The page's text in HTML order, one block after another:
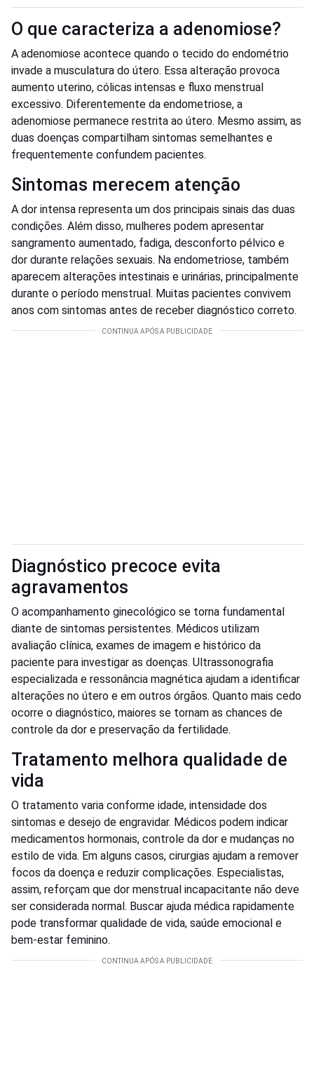
O que caracteriza a adenomiose?
A adenomiose acontece quando o tecido do endométrio
invade a musculatura do útero. Essa alteração provoca
aumento uterino, cólicas intensas e fluxo menstrual
excessivo. Diferentemente da endometriose, a
adenomiose permanece restrita ao útero. Mesmo assim, as
duas doenças compartilham sintomas semelhantes e
frequentemente confundem pacientes.
Sintomas merecem atenção
A dor intensa representa um dos principais sinais das duas
condições. Além disso, mulheres podem apresentar
sangramento aumentado, fadiga, desconforto pélvico e
dor durante relações sexuais. Na endometriose, também
aparecem alterações intestinais e urinárias, principalmente
durante o período menstrual. Muitas pacientes convivem
anos com sintomas antes de receber diagnóstico correto.
Diagnóstico precoce evita
agravamentos
O acompanhamento ginecológico se torna fundamental
diante de sintomas persistentes. Médicos utilizam
avaliação clínica, exames de imagem e histórico da
paciente para investigar as doenças. Ultrassonografia
especializada e ressonância magnética ajudam a identificar
alterações no útero e em outros órgãos. Quanto mais cedo
ocorre o diagnóstico, maiores se tornam as chances de
controle da dor e preservação da fertilidade.
Tratamento melhora qualidade de
vida
O tratamento varia conforme idade, intensidade dos
sintomas e desejo de engravidar. Médicos podem indicar
medicamentos hormonais, controle da dor e mudanças no
estilo de vida. Em alguns casos, cirurgias ajudam a remover
focos da doença e reduzir complicações. Especialistas,
assim, reforçam que dor menstrual incapacitante não deve
ser considerada normal. Buscar ajuda médica rapidamente
pode transformar qualidade de vida, saúde emocional e
bem-estar feminino.